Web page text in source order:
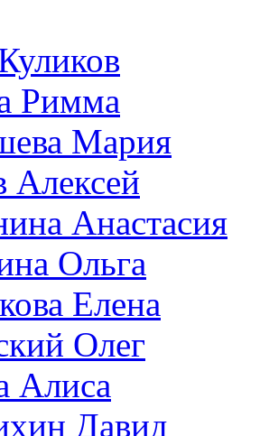
Римма
Мария
Алексей
Анастасия
Ольга
Елена
Олег
Алиса
Давид